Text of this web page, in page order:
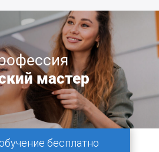
мастер
бесплатно